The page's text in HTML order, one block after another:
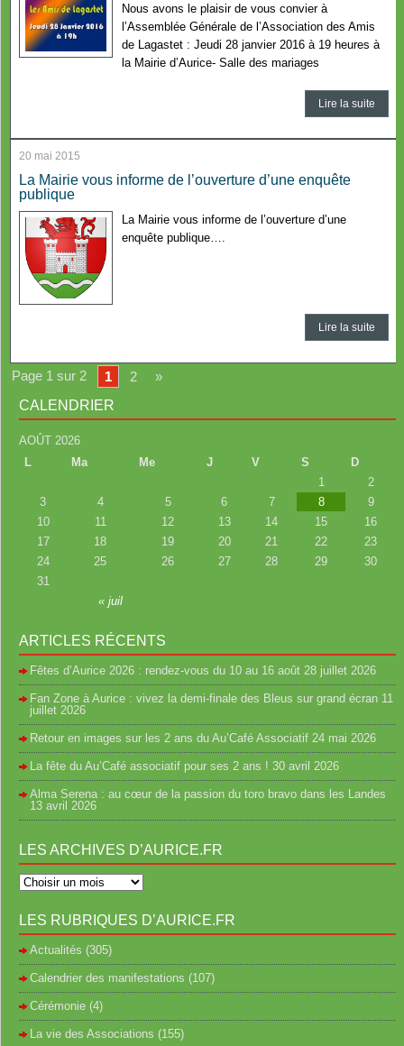
Nous avons le plaisir de vous convier à
l’Assemblée Générale de l’Association des Amis
de Lagastet : Jeudi 28 janvier 2016 à 19 heures à
la Mairie d’Aurice- Salle des mariages
Lire la suite
20 mai 2015
La Mairie vous informe de l’ouverture d’une enquête
publique
La Mairie vous informe de l’ouverture d’une
enquête publique….
Lire la suite
Page 1 sur 2 1 2
»
CALENDRIER
AOÛT 2026
L
Ma Me J V S D
« juil
1
2
3
4 5 6 7 8
9
10
11 12 13 14 15
16
17
18 19 20 21 22
23
24
25 26 27 28 29
30
31
ARTICLES RÉCENTS
Fêtes d’Aurice 2026 : rendez-vous du 10 au 16 août 28 juillet 2026
Fan Zone à Aurice : vivez la demi-finale des Bleus sur grand écran 11
juillet 2026
Retour en images sur les 2 ans du Au’Café Associatif 24 mai 2026
La fête du Au’Café associatif pour ses 2 ans ! 30 avril 2026
Alma Serena : au cœur de la passion du toro bravo dans les Landes
13 avril 2026
LES ARCHIVES D’AURICE.FR
LES RUBRIQUES D’AURICE.FR
Actualités (305)
Calendrier des manifestations (107)
Cérémonie (4)
La vie des Associations (155)